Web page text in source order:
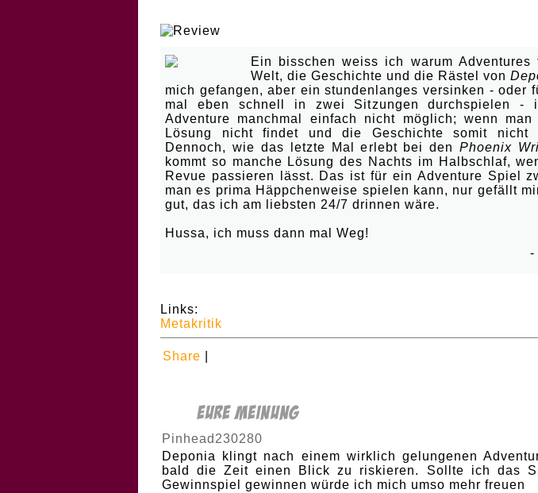
Ein bisschen weiss ich warum
Welt, die Geschichte und die Rästel von
mich gefangen, aber ein stundenlanges versinken - oder
mal eben schnell in zwei Sitzungen durchspielen -
Adventure manchmal einfach nicht möglich; wenn
Lösung nicht findet und die Geschichte somit nicht
Dennoch, wie das letzte Mal erlebt bei denPhoenix
kommt so manche Lösung des Nachts im Halbschlaf,
Revue passieren lässt. Das ist für ein Adventure Spiel
man es prima Häppchenweise spielen kann, nur gefällt
gut, das ich am liebsten 24/7 drinnen wäre.
Hussa, ich muss dann mal Weg!
-
Links:
Metakritik
Share
Pinhead230280
Deponia klingt nach einem wirklich gelungenen
bald die Zeit einen Blick zu riskieren. Sollte ich das
Gewinnspiel gewinnen würde ich mich umso mehr freuen